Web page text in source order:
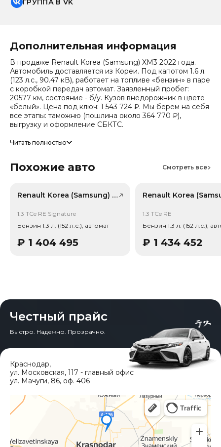
ГРУППА В VK
Дополнительная информация
В продаже Renault Korea (Samsung) XM3 2022 года.
Автомобиль доставляется из Кореи. Под капотом 1.6 л.
(123 л.с., 90.47 кВ), работает на топливе «бензин» в паре
с коробкой передач автомат. Заявленный пробег:
20577 км, состояние - б/у. Кузов внедорожник в цвете
«белый». Цена под ключ: 1 543 724 ₽. Мы берем на себя
все этапы: таможню (пошлина около 364 770 ₽),
выгрузку и оформление СБКТС.
Цена зависит от курса валют, точный расчет
зафиксировано.
Читать полностью
Похожие авто Смотреть все
Renault Korea (Samsung) XM3, лот 41711630
1.3 TCe RE Signature
Бензин 1.3 л. (152 л.с.), автомат
₽ 1 404 495
1.3 TCe RE
Бензин 1.3 л. (152 л.с.),
₽ 1 434 452
Честный прайс
Быстро. Надежно. Прозрачно.
Краснодар,
ул. Московская, 117 - главный офис
ул. Мачуги, 86, оф. 406